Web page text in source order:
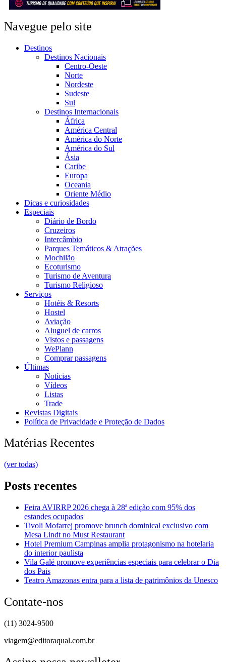
Navegue pelo site
Destinos
Destinos Nacionais
Centro-Oeste
Norte
Nordeste
Sudeste
Sul
Destinos Internacionais
África
América Central
América do Norte
América do Sul
Ásia
Caribe
Europa
Oceania
Oriente Médio
Dicas e curiosidades
Especiais
Diário de Bordo
Cruzeiros
Intercâmbio
Parques Temáticos & Atrações
Mochilão
Ecoturismo
Turismo de Aventura
Turismo Religioso
Serviços
Hotéis & Resorts
Hostel
Aviação
Aluguel de carros
Vistos e passagens
WePlann
Comprar passagens
Últimas
Notícias
Vídeos
Listas
Trade
Revistas Digitais
Política de Privacidade e Proteção de Dados
Matérias Recentes
(ver todas)
Posts recentes
Feira AVIRRP 2026 chega à 28ª edição com 95% dos
estandes ocupados
Tivoli Mofarrej promove brunch dominical exclusivo com
Mesa Lindt no Must Restaurant
Hotel Premium Campinas amplia protagonismo na hotelaria
do interior paulista
Vila Galé promove experiências especiais para celebrar o Dia
dos Pais
Teatro Amazonas entra para a lista de patrimônios da Unesco
Contate-nos
(11) 3024-9500
viagem@editoraqual.com.br